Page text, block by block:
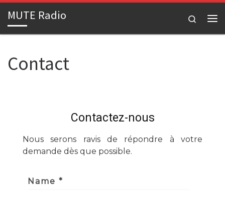
Passer au contenu
MUTE Radio
Search
Contact
Contactez-nous
Nous serons ravis de répondre à votre
demande dès que possible.
Name *